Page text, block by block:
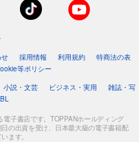
せ 採用情報 利用規約
特商法の表
等ポリシー
小説・文芸 ビジネス・実用
雑誌・写
BL
子書店です。TOPPANホールディング
の出資を受け、日本最大級の電子書籍配
ます。